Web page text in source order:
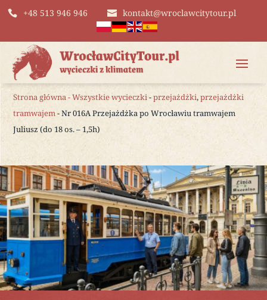
+48 513 946 946 kontakt@wroclawcitytour.pl
Strona główna-Wszystkie wycieczki-przejażdżki,przejażdżki
tramwajem- Nr 016A Przejażdżka po Wrocławiu tramwajem
Juliusz (do 18 os. – 1,5h)